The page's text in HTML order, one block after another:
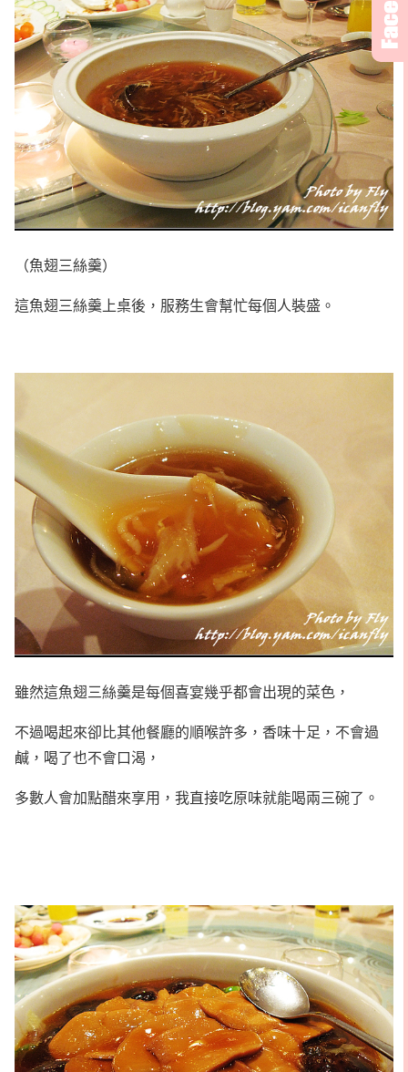
（魚翅三絲羹）
這魚翅三絲羹上桌後，服務生會幫忙每個人裝盛。
雖然這魚翅三絲羹是每個喜宴幾乎都會出現的菜色，
不過喝起來卻比其他餐廳的順喉許多，香味十足，不會過
鹹，喝了也不會口渴，
多數人會加點醋來享用，我直接吃原味就能喝兩三碗了。